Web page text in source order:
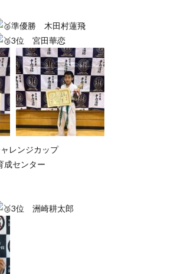
準優勝 木田村蓮飛
3位 宮田華恋
レンジカップ
センター
3位 洲崎耕太郎